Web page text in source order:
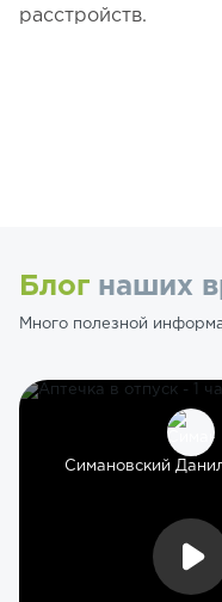
расстройств.
Блог наших
Много полезной
Симановский